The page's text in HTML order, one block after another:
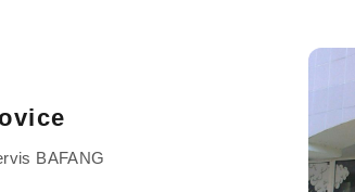
BAFANG